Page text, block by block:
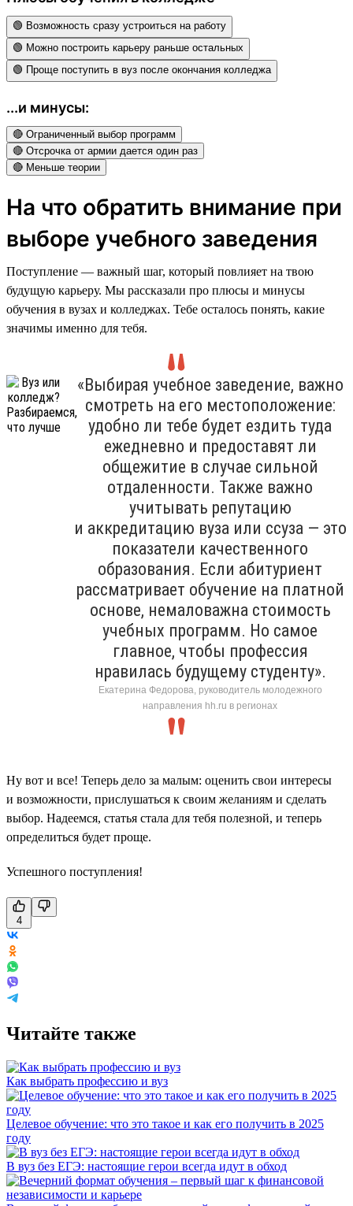
🟢 Возможность сразу устроиться на работу
🟢 Можно построить карьеру раньше остальных
🟢 Проще поступить в вуз после окончания колледжа
...и минусы:
🔴 Ограниченный выбор программ
🔴 Отсрочка от армии дается один раз
🔴 Меньше теории
На что обратить внимание при
выборе учебного заведения
Поступление — важный шаг, который повлияет на твою
будущую карьеру. Мы рассказали про плюсы и минусы
обучения в вузах и колледжах. Тебе осталось понять, какие
значимы именно для тебя.
«Выбирая учебное заведение, важно
смотреть на его местоположение:
удобно ли тебе будет ездить туда
ежедневно и предоставят ли
общежитие в случае сильной
отдаленности. Также важно
учитывать репутацию
и аккредитацию вуза или ссуза — это
показатели качественного
образования. Если абитуриент
рассматривает обучение на платной
основе, немаловажна стоимость
учебных программ. Но самое
главное, чтобы профессия
нравилась будущему студенту».
Екатерина Федорова, руководитель молодежного
направления hh.ru в регионах
Ну вот и все! Теперь дело за малым: оценить свои интересы
и возможности, прислушаться к своим желаниям и сделать
выбор. Надеемся, статья стала для тебя полезной, и теперь
определиться будет проще.
Успешного поступления!
4
Читайте также
Как выбрать профессию и вуз
Целевое обучение: что это такое и как его получить в 2025
году
В вуз без ЕГЭ: настоящие герои всегда идут в обход